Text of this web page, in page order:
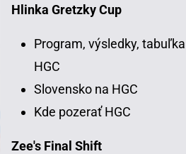
Hlinka Gretzky Cup
Program, výsledky, tabuľka
HGC
Slovensko na HGC
Kde pozerať HGC
Zee's Final Shift